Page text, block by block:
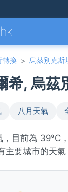
轉換 > 烏茲別克斯
希, 烏
八月天氣
，目前為 39°C
主要城市的天氣